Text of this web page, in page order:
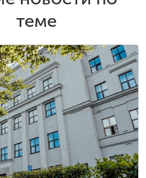
теме